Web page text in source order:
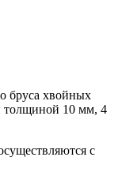
бруса хвойных
толщиной 10 мм, 4
с